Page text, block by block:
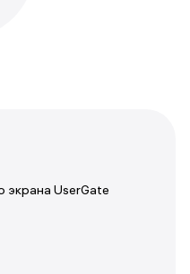
экрана UserGate